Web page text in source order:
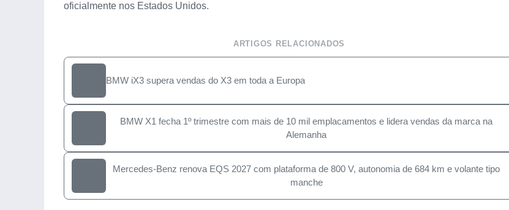
oficialmente nos Estados Unidos.
ARTIGOS RELACIONADOS
BMW iX3 supera vendas do X3 em toda a Europa
BMW X1 fecha 1º trimestre com mais de 10 mil emplacamentos e lidera vendas da marca na
Alemanha
Mercedes-Benz renova EQS 2027 com plataforma de 800 V, autonomia de 684 km e volante tipo
manche